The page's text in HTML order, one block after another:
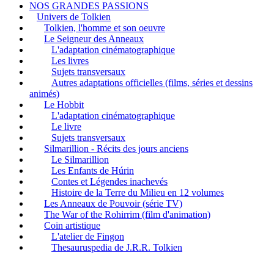
NOS GRANDES PASSIONS
Univers de Tolkien
Tolkien, l'homme et son oeuvre
Le Seigneur des Anneaux
L'adaptation cinématographique
Les livres
Sujets transversaux
Autres adaptations officielles (films, séries et dessins
animés)
Le Hobbit
L'adaptation cinématographique
Le livre
Sujets transversaux
Silmarillion - Récits des jours anciens
Le Silmarillion
Les Enfants de Húrin
Contes et Légendes inachevés
Histoire de la Terre du Milieu en 12 volumes
Les Anneaux de Pouvoir (série TV)
The War of the Rohirrim (film d'animation)
Coin artistique
L'atelier de Fingon
Thesauruspedia de J.R.R. Tolkien